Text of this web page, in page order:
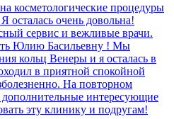
косметологические процедуры
осталась очень довольна!
сервис и вежливые врачи.
Юлию Басильевну ! Мы
кольц Венеры и я осталась в
в приятной спокойной
На повторном
интересующие
эту клинику и подругам!